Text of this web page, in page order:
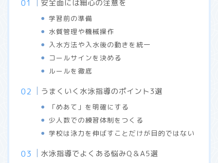
安全面には細心の注意を
学習前の準備
水質管理や機械操作
入水方法や入水後の動きを統一
コールサインを決める
ルールを徹底
うまくいく水泳指導のポイント3選
「めあて」を明確にする
少人数での練習体制をつくる
学校は泳力を伸ばすことだけが目的ではない
水泳指導でよくある悩みQ＆A5選